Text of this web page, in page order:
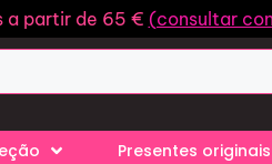
a partir de 65 € (consultar
Presentes originais